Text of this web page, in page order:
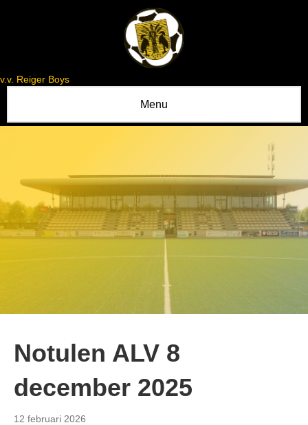
v.v. Reiger Boys
Menu
Notulen ALV 8
december 2025
12 februari 2026